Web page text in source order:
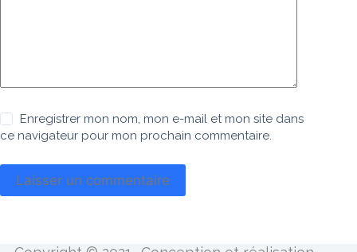
Enregistrer mon nom, mon e-mail et mon site dans
ce navigateur pour mon prochain commentaire.
Laisser un commentaire